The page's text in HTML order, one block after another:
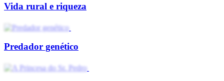
Vida rural e riqueza
Predador genético